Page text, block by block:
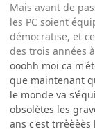
Mais avant de
les PC soient
démocratise, et
des trois années
ooohh moi ca
que maintenant
le monde va
obsolètes les
ans c'est